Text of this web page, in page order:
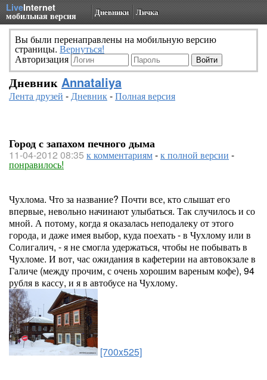
LiveInternet
мобильная версия Дневники Личка
Вы были перенаправлены на мобильную версию
страницы. Вернуться!
Авторизация
Дневник Annataliya
Лента друзей -Дневник-Полная версия
Город с запахом печного дыма
11-04-2012 08:35 к комментариям-к полной версии -
понравилось!
Чухлома. Что за название? Почти все, кто слышат его
впервые, невольно начинают улыбаться. Так случилось и со
мной. А потому, когда я оказалась неподалеку от этого
города, и даже имея выбор, куда поехать - в Чухлому или в
Солигалич, - я не смогла удержаться, чтобы не побывать в
Чухломе. И вот, час ожидания в кафетерии на автовокзале в
Галиче (между прочим, с очень хорошим вареным кофе), 94
рубля в кассу, и я в автобусе на Чухлому.
[700x525]